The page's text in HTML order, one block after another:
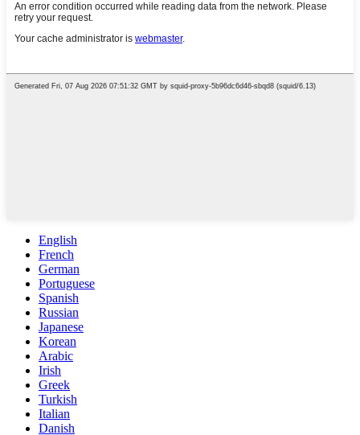
English
French
German
Portuguese
Spanish
Russian
Japanese
Korean
Arabic
Irish
Greek
Turkish
Italian
Danish